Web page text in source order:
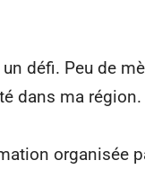
défi. Peu de
dans ma
organisée